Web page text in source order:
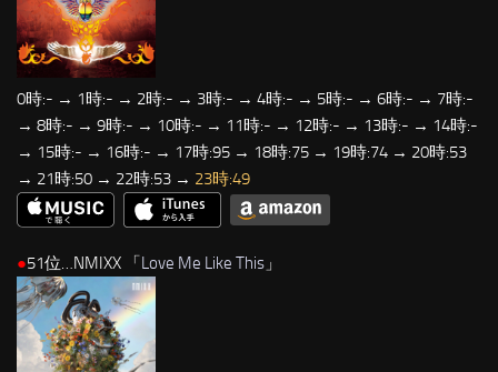
0時:- → 1時:- → 2時:- → 3時:- → 4時:- → 5時:- → 6時:- → 7時:-
→ 8時:- → 9時:- → 10時:- → 11時:- → 12時:- → 13時:- → 14時:-
→ 15時:- → 16時:- → 17時:95 → 18時:75 → 19時:74 → 20時:53
→ 21時:50 → 22時:53 → 23時:49
●51位…NMIXX 「Love Me Like This 」